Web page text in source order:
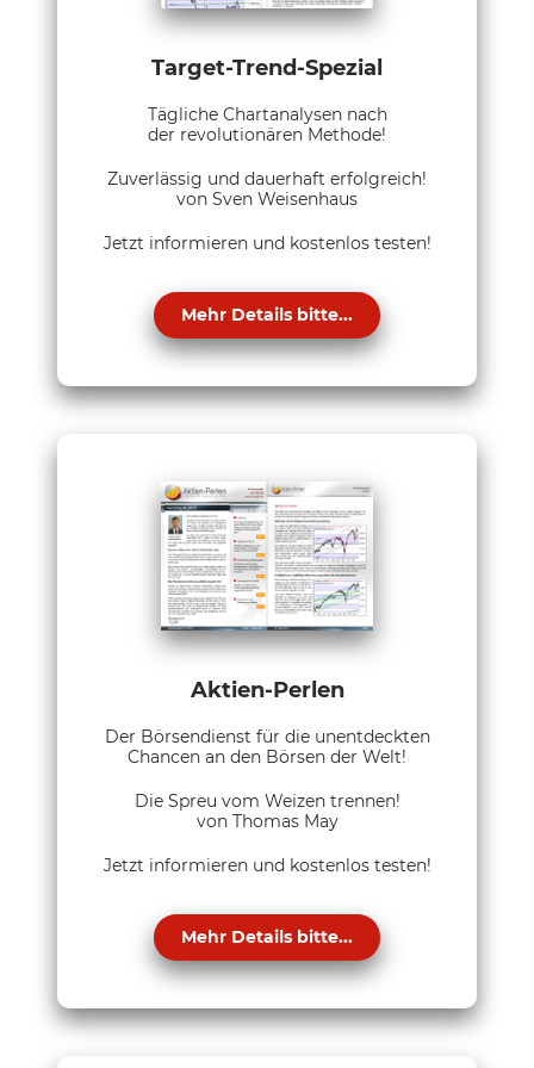
Target-Trend-Spezial
Tägliche Chartanalysen nach
der revolutionären Methode!
Zuverlässig und dauerhaft erfolgreich!
von Sven Weisenhaus
Jetzt informieren und kostenlos testen!
Mehr Details bitte...
Aktien-Perlen
Der Börsendienst für die unentdeckten
Chancen an den Börsen der Welt!
Die Spreu vom Weizen trennen!
von Thomas May
Jetzt informieren und kostenlos testen!
Mehr Details bitte...